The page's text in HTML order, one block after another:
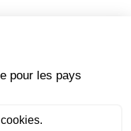
et tout-
bien au-delà
répands sur nous
n'osons